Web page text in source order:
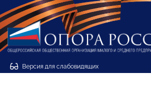
Версия для слабовидящих